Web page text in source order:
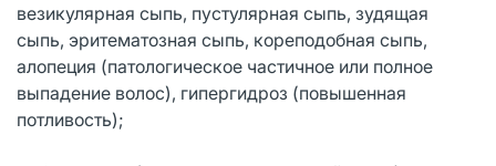
везикулярная сыпь, пустулярная сыпь, зудящая
сыпь, эритематозная сыпь, кореподобная сыпь,
алопеция (патологическое частичное или полное
выпадение волос), гипергидроз (повышенная
потливость);